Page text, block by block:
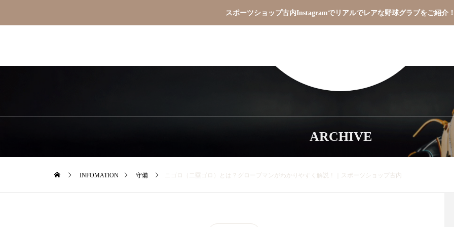
スポーツショップ古内Instagramでリアルでレアな野球グラブをご紹介
ARCHIVE
INFOMATION 守備 ニゴロ（二塁ゴロ）とは？グローブマンがわかりやすく解説！｜スポーツショップ古内